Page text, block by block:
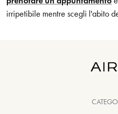
irripetibile mentre scegli l'abito